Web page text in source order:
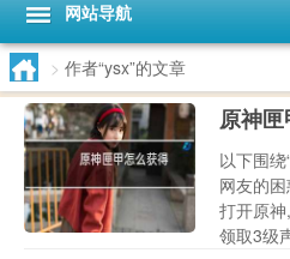
网站导航
> 作者“ysx”的文章
原神
以下围
网友的困
打开原神
领取3级